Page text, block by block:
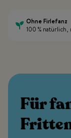
Ohne Firlefanz
100 %
Für